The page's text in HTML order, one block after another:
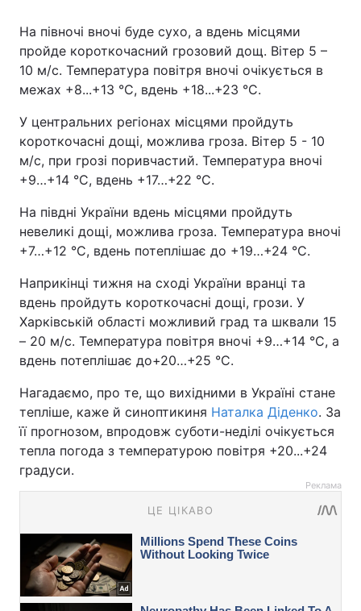
На півночі вночі буде сухо, а вдень місцями
пройде короткочасний грозовий дощ. Вітер 5 –
10 м/с. Температура повітря вночі очікується в
межах +8...+13 °С, вдень +18...+23 °С.
У центральних регіонах місцями пройдуть
короткочасні дощі, можлива гроза. Вітер 5 - 10
м/с, при грозі поривчастий. Температура вночі
+9…+14 °С, вдень +17…+22 °С.
На півдні України вдень місцями пройдуть
невеликі дощі, можлива гроза. Температура вночі
+7…+12 °С, вдень потеплішає до +19…+24 °С.
Наприкінці тижня на сході України вранці та
вдень пройдуть короткочасні дощі, грози. У
Харківській області можливий град та шквали 15
– 20 м/с. Температура повітря вночі +9…+14 °С, а
вдень потеплішає до+20…+25 °С.
Нагадаємо, про те, що вихідними в Україні стане
тепліше, каже й синоптикиня Наталка Діденко. За
її прогнозом, впродовж суботи-неділі очікується
тепла погода з температурою повітря +20...+24
градуси.
Реклама